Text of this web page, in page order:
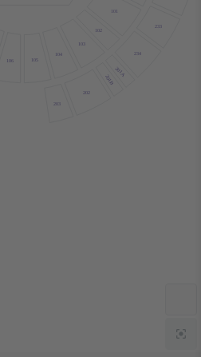
101
102
103
104
105
106
233
234
201A
201B
202
203